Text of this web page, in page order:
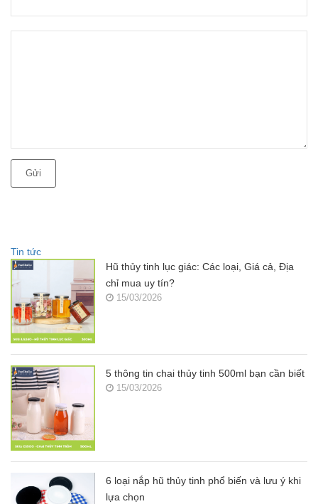
Gửi
Tin tức
Hũ thủy tinh lục giác: Các loại, Giá cả, Địa
chỉ mua uy tín?
15/03/2026
5 thông tin chai thủy tinh 500ml bạn cần biết
15/03/2026
6 loại nắp hũ thủy tinh phổ biến và lưu ý khi
lựa chọn